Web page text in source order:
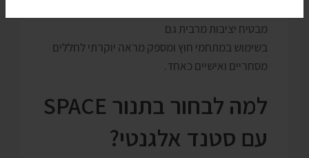
מבטיח יציבות מרבית גם
בשימוש במתחמי חוץ ומספק מראה יוקרתי לחללים
מסחריים ואישיים כאחד.
למה לבחור בתנור SPACE
עם סטנד אלגנטי?